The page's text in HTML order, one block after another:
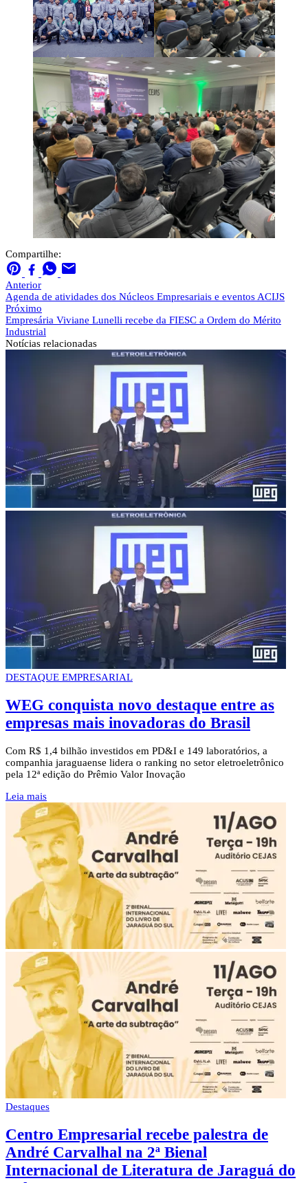
Compartilhe:
Anterior
Agenda de atividades dos Núcleos Empresariais e eventos ACIJS
Próximo
Empresária Viviane Lunelli recebe da FIESC a Ordem do Mérito
Industrial
Notícias relacionadas
DESTAQUE EMPRESARIAL
WEG conquista novo destaque entre as
empresas mais inovadoras do Brasil
Com R$ 1,4 bilhão investidos em PD&I e 149 laboratórios, a
companhia jaraguaense lidera o ranking no setor eletroeletrônico
pela 12ª edição do Prêmio Valor Inovação
Leia mais
Destaques
Centro Empresarial recebe palestra de
André Carvalhal na 2ª Bienal
Internacional de Literatura de Jaraguá do